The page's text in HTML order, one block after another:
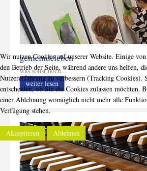
gemeindeleben
was sonst noch...
weiter lesen
Wir nutzen Cookies auf unserer Website. Einige
den Betrieb der Seite, während andere uns helfen,
Nutzererfahrung zu verbessern (Tracking Cookies).
entscheiden, ob Sie die Cookies zulassen möchten.
einer Ablehnung womöglich nicht mehr alle
Verfügung stehen.
Akzeptieren Ablehnen